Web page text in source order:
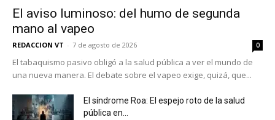
El aviso luminoso: del humo de segunda
mano al vapeo
REDACCION VT - 7 de agosto de 2026 0
El tabaquismo pasivo obligó a la salud pública a ver el mundo de
una nueva manera. El debate sobre el vapeo exige, quizá, que...
El síndrome Roa: El espejo roto de la salud
pública en...